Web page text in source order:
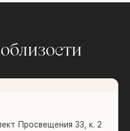
Просвещения 33, к. 2